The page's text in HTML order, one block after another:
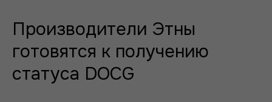
Производители Этны
готовятся к получению
статуса DOCG